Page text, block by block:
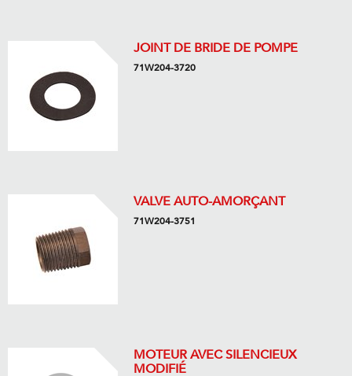
JOINT DE BRIDE DE POMPE
71W204-3720
VALVE AUTO-AMORÇANT
71W204-3751
MOTEUR AVEC SILENCIEUX
MODIFIÉ